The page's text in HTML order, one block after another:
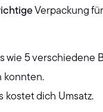
Verpackung
wie 5 verschiedene
konnten.
kostet dich Umsatz.